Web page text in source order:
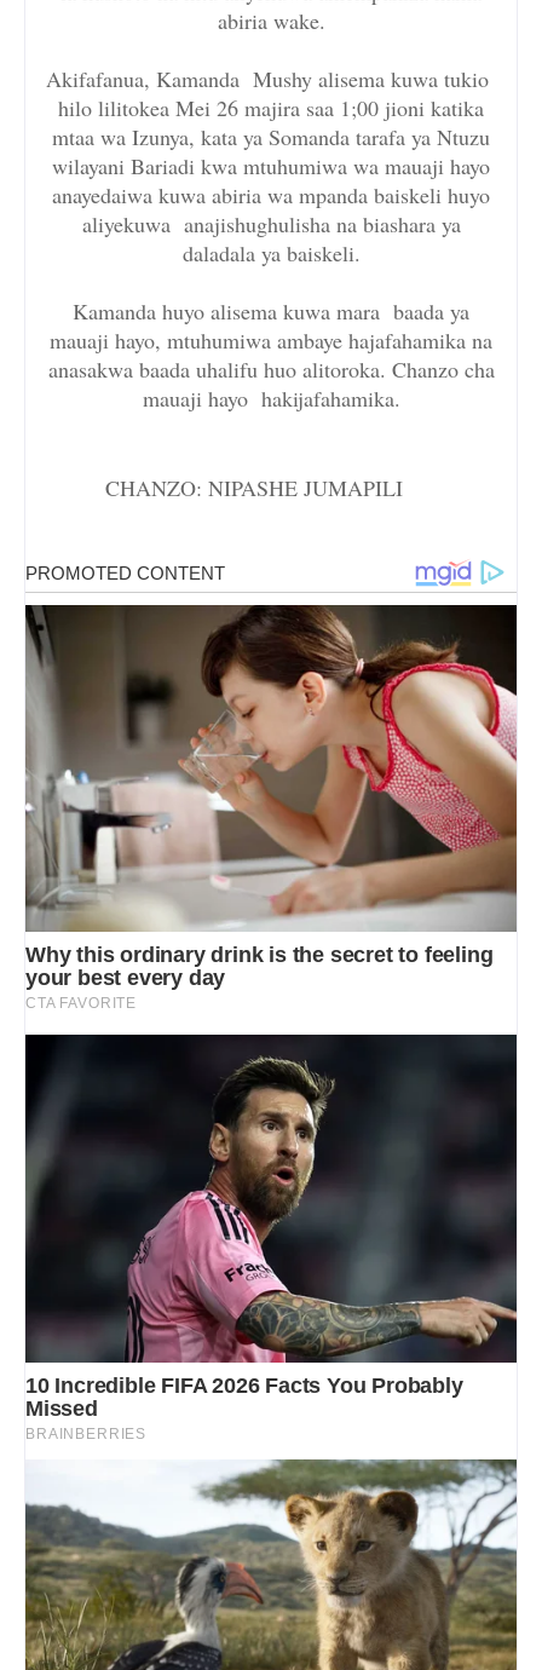
abiria wake.
Akifafanua, Kamanda Mushy alisema kuwa tukio
hilo lilitokea Mei 26 majira saa 1;00 jioni katika
mtaa wa Izunya, kata ya Somanda tarafa ya Ntuzu
wilayani Bariadi kwa mtuhumiwa wa mauaji hayo
anayedaiwa kuwa abiria wa mpanda baiskeli huyo
aliyekuwa anajishughulisha na biashara ya
daladala ya baiskeli.
Kamanda huyo alisema kuwa mara baada ya
mauaji hayo, mtuhumiwa ambaye hajafahamika na
anasakwa baada uhalifu huo alitoroka. Chanzo cha
mauaji hayo hakijafahamika.
CHANZO: NIPASHE JUMAPILI